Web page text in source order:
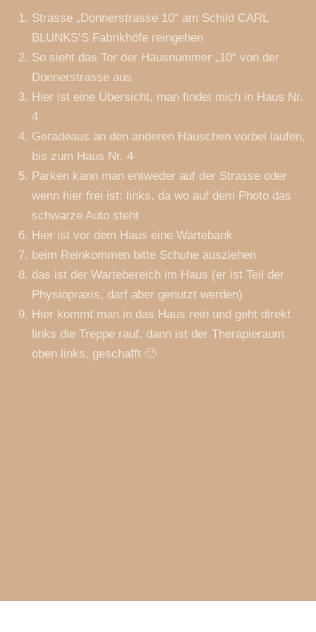
Strasse „Donnerstrasse 10“ am Schild CARL
BLUNKS’S Fabrikhöfe reingehen
So sieht das Tor der Hausnummer „10“ von der
Donnerstrasse aus
Hier ist eine Übersicht, man findet mich in Haus Nr.
4
Geradeaus an den anderen Häuschen vorbei laufen,
bis zum Haus Nr. 4
Parken kann man entweder auf der Strasse oder
wenn hier frei ist: links, da wo auf dem Photo das
schwarze Auto steht
Hier ist vor dem Haus eine Wartebank
beim Reinkommen bitte Schuhe ausziehen
das ist der Wartebereich im Haus (er ist Teil der
Physiopraxis, darf aber genutzt werden)
Hier kommt man in das Haus rein und geht direkt
links die Treppe rauf, dann ist der Therapieraum
oben links, geschafft 🙂